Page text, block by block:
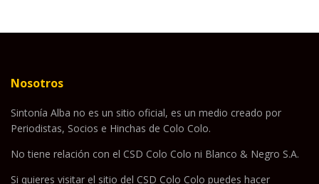
Nosotros
Sintonía Alba no es un sitio oficial, es un medio creado por
Periodistas, Socios e Hinchas de Colo Colo.
No tiene relación con el CSD Colo Colo ni Blanco & Negro S.A.
Si quieres visitar el sitio del CSD Colo Colo puedes hacer